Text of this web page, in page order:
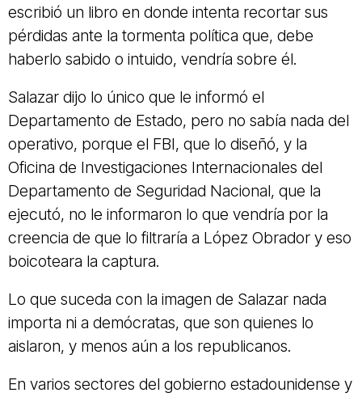
escribió un libro en donde intenta recortar sus
pérdidas ante la tormenta política que, debe
haberlo sabido o intuido, vendría sobre él.
Salazar dijo lo único que le informó el
Departamento de Estado, pero no sabía nada del
operativo, porque el FBI, que lo diseñó, y la
Oficina de Investigaciones Internacionales del
Departamento de Seguridad Nacional, que la
ejecutó, no le informaron lo que vendría por la
creencia de que lo filtraría a López Obrador y eso
boicoteara la captura.
Lo que suceda con la imagen de Salazar nada
importa ni a demócratas, que son quienes lo
aislaron, y menos aún a los republicanos.
En varios sectores del gobierno estadounidense y